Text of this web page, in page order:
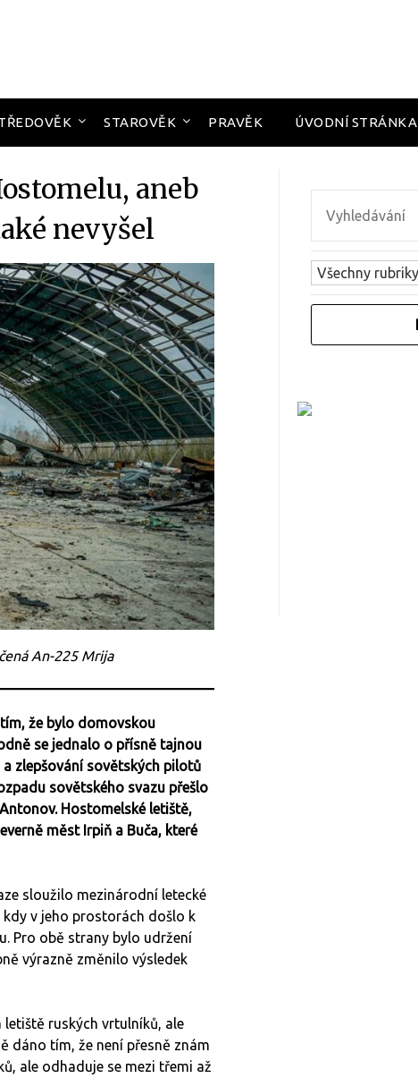
STAROVĚK PRAVĚK ÚVODNÍ STRÁNKA
aneb
nevyšel
An-225 Mrija
že bylo domovskou
se jednalo o přísně tajnou
zlepšování sovětských pilotů
sovětského svazu přešlo
Hostomelské letiště,
měst Irpiň a Buča, které
sloužilo mezinárodní letecké
v jeho prostorách došlo k
Pro obě strany bylo udržení
výrazně změnilo výsledek
letiště ruských vrtulníků, ale
dáno tím, že není přesně znám
ale odhaduje se mezi třemi až